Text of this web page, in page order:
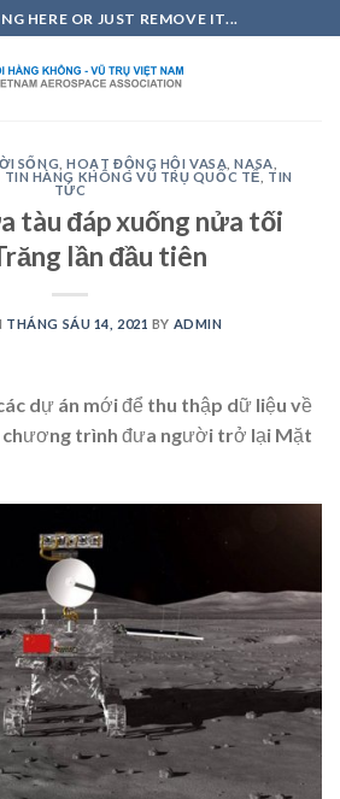
HERE OR JUST REMOVE IT...
SỐNG ,HOẠT ĐỘNG HỘI VASA ,NASA
TIN HÀNG KHÔNG VŨ TRỤ QUỐC TẾ
TIN
TỨC
tàu đáp xuống nửa tối
lần đầu tiên
THÁNG SÁU 14, 2021 BY ADMIN
dự án mới để thu thập dữ liệu về
chương trình đưa người trở lại Mặt